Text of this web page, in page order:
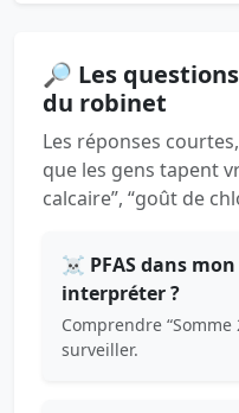
🔎 Les
du robinet
Les réponses
que les gens tapent
calcaire”, “goût de
☠️ PFAS dans
interpréter ?
Comprendre
surveiller.